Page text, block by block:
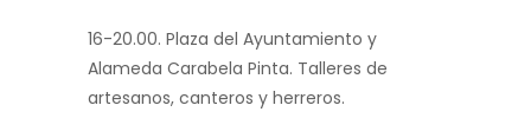
16-20.00. Plaza del Ayuntamiento y
Alameda Carabela Pinta. Talleres de
artesanos, canteros y herreros.